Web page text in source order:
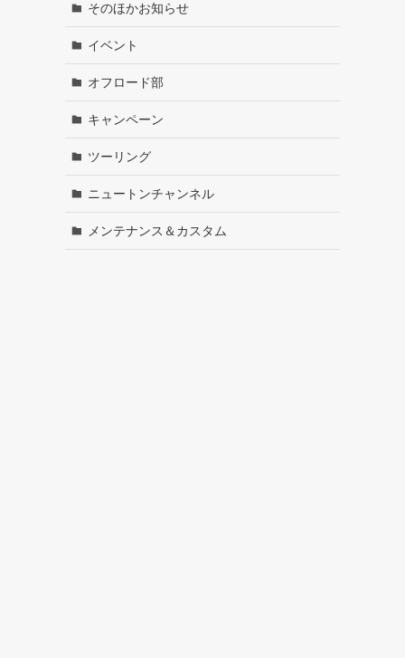
そのほかお知らせ
イベント
オフロード部
キャンペーン
ツーリング
ニュートンチャンネル
メンテナンス＆カスタム